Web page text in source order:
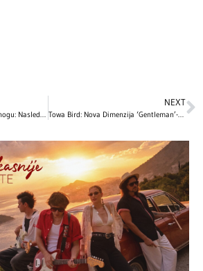
Pod reflektorima od malih nogu: Naslednici naših velikih zvijezda stekli su popularnost još u djetinjstvu
NEXT
Towa Bird: Nova Dimenzija ‘Gentleman’-a kroz Muziku i Stil